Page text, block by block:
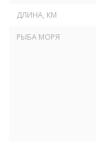
ДЛИНА, КМ
РЫБА МОРЯ